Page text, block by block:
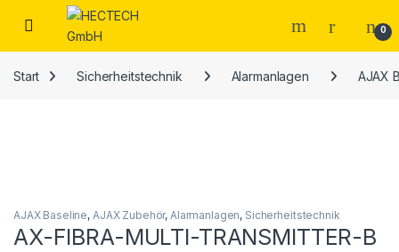
Open 0
Start Sicherheitstechnik Alarmanlagen AJAX
AJAX Baseline, AJAX Zubehör, Alarmanlagen, Sicherheitstechnik
AX-FIBRA-MULTI-TRANSMITTER-B